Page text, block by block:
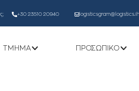
+30 23510 20940
ΤΜΗΜΑ ΠΡΟΣΩΠΙΚΌ